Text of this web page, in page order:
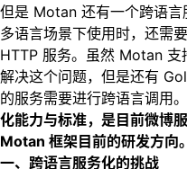
但是 Motan 还有一个跨语言
多语言场景下使用时，还需
HTTP 服务。虽然 Motan 支
解决这个问题，但是还有
的服务需要进行跨语言调用。
化能力与标准，是目前微博
Motan 框架目前的研发方向。
一、跨语言服务化的挑战